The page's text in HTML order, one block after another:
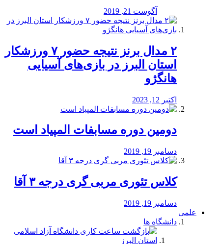
آگوست 21, 2019
۲ مدال برنز نتیجه حضور ۷ ورزشکار
استان البرز در بازی‌های آسیایی
هانگژو
اکتبر 12, 2023
دومین دوره مسابفات المپیاد است
دسامبر 19, 2019
کلاس تئوری مربی گری درجه ۳ آقا
دسامبر 19, 2019
علمی
دانشگاه ها